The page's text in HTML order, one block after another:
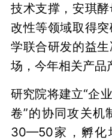
技术支撑，安琪
改性等领域取得
学联合研发的益
场，今年相关产品
研究院将建立“企
卷”的协同攻关机
30—50家，孵化